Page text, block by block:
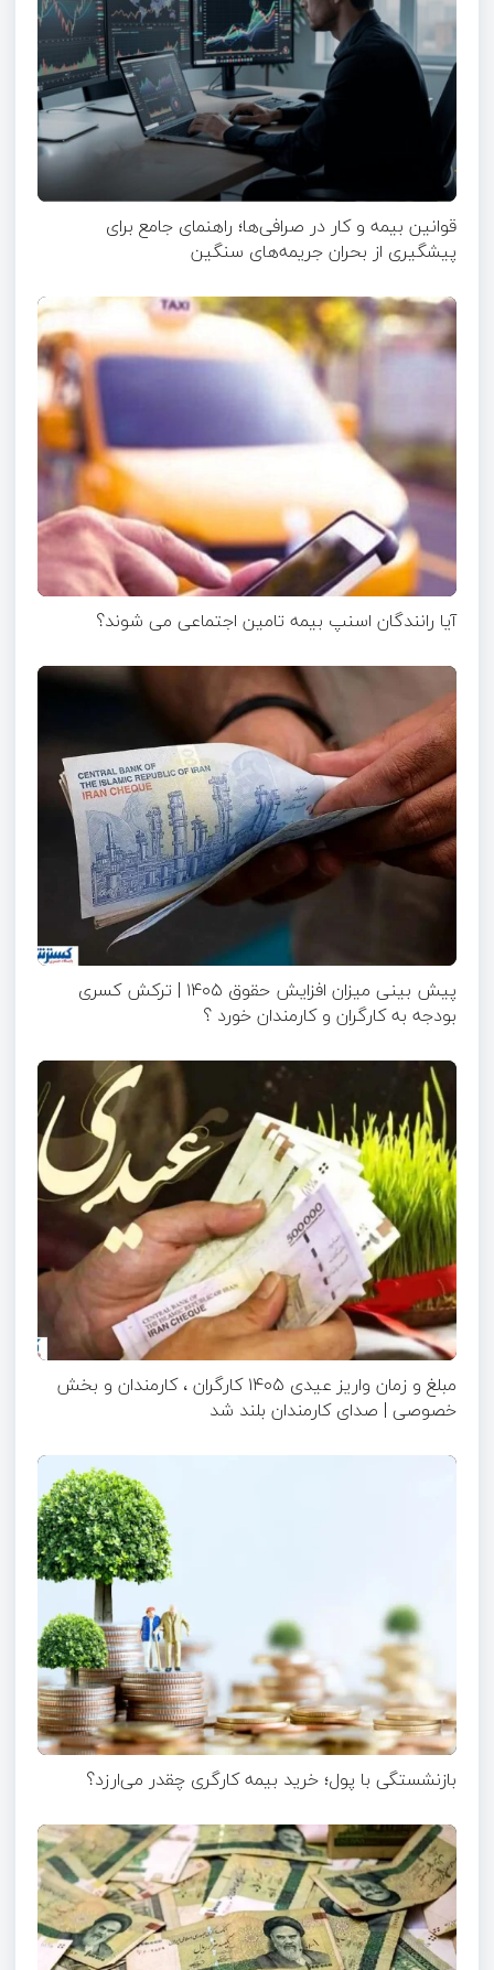
قوانین بیمه و کار در صرافی‌ها؛ راهنمای جامع برای
پیشگیری از بحران جریمه‌های سنگین
آیا رانندگان اسنپ بیمه تامین اجتماعی می شوند؟
پیش بینی میزان افزایش حقوق ۱۴۰۵ | ترکش کسری
بودجه به کارگران و کارمندان خورد ؟
مبلغ و زمان واریز عیدی ۱۴۰۵ کارگران ، کارمندان و بخش
خصوصی | صدای کارمندان بلند شد
بازنشستگی با پول؛ خرید بیمه کارگری چقدر می‌ارزد؟